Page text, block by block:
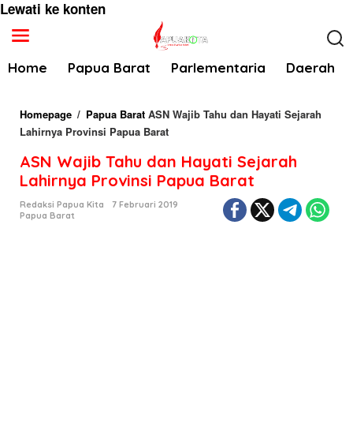
Lewati ke konten
Home Papua Barat Parlementaria Daerah
Homepage / Papua Barat ASN Wajib Tahu dan Hayati Sejarah
Lahirnya Provinsi Papua Barat
ASN Wajib Tahu dan Hayati Sejarah
Lahirnya Provinsi Papua Barat
Redaksi Papua Kita
7 Februari 2019
Papua Barat